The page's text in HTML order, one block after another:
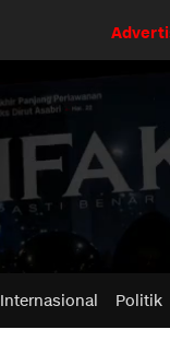
Internasional Politik